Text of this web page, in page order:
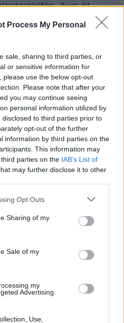
Process My Personal
sale, sharing to third parties, or
or sensitive information for
please use the below opt-out
Please note that after your
you may continue seeing
personal information utilized by
to third parties prior to
opt-out of the further
information by third parties on the
This information may
parties on the IAB’s List of
may further disclose it to other
app uses one or more Google
behaviour. You may click to
and its third-party tags to
purposes in below Google
Opt Outs
Sharing of my
Sale of my
my
Advertising.
Use,
Auer öt
őrzött meg a #80-as
miközben kockázat
le a szakaszait.
Player
loading.
be loaded, either because
failed or because the format
supported.
ezért Auer
A kiszállás után
saját teljesítményéről is